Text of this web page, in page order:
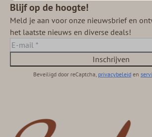
Blijf op de hoogte!
Meld je aan voor onze nieuwsbrief en
het laatste nieuws en diverse deals!
Inschrijven
Beveiligd door reCaptcha, privacybeleid en